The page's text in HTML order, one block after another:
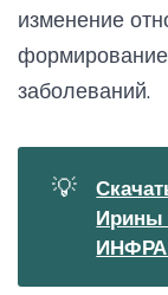
изменение
заболеваний.
💡
Ирины